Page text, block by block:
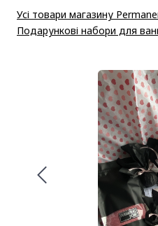
Усі товари магазину
Подарункові набори для